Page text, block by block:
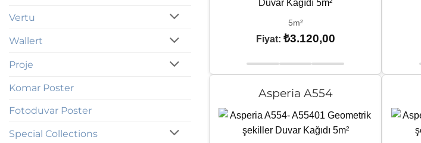
Vertu
Wallert
Proje
Komar Poster
Fotoduvar Poster
Special Collections
5m²
Fiyat: ₺3.120,00
Asperia A554